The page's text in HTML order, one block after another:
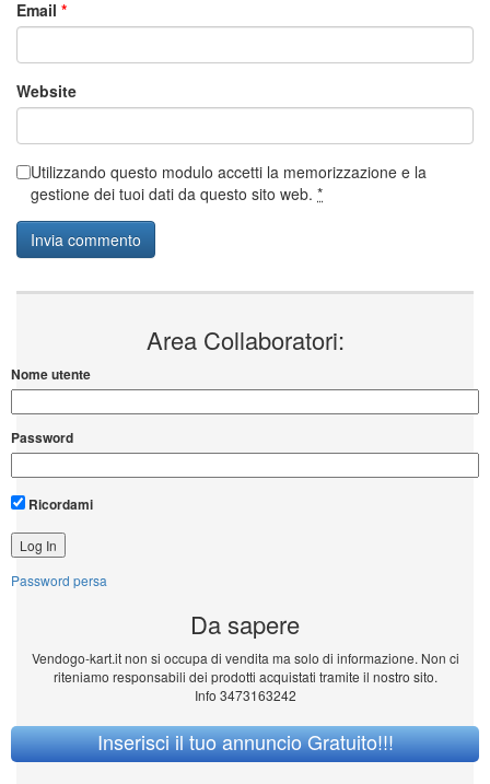
Email *
Website
Utilizzando questo modulo accetti la memorizzazione e la
gestione dei tuoi dati da questo sito web. *
Area Collaboratori:
Nome utente
Password
Ricordami
Password persa
Da sapere
Vendogo-kart.it non si occupa di vendita ma solo di informazione. Non ci
riteniamo responsabili dei prodotti acquistati tramite il nostro sito.
Info 3473163242
Inserisci il tuo annuncio Gratuito!!!